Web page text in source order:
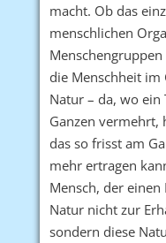
macht. Ob das
menschlichen
die Menschheit im
Natur – da, wo ein
Ganzen vermehrt,
das so frisst am
mehr ertragen
Mensch, der
Natur nicht zur
sondern diese